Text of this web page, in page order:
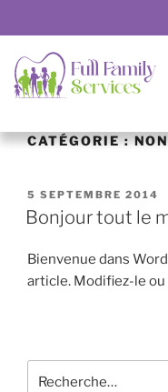
CATÉGORIE :
5 SEPTEMBRE 2014
Bonjour tout le
Bienvenue dans
article. Modifiez-le